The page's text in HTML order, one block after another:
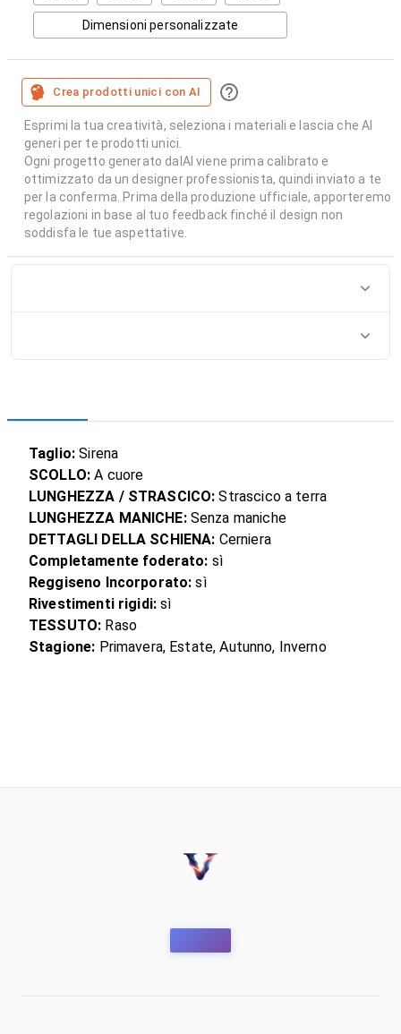
Dimensioni personalizzate
Crea prodotti unici con AI
Esprimi la tua creatività, seleziona i materiali e lascia che AI
generi per te prodotti unici.
Ogni progetto generato dalAI viene prima calibrato e
ottimizzato da un designer professionista, quindi inviato a te
per la conferma. Prima della produzione ufficiale, apporteremo
regolazioni in base al tuo feedback finché il design non
soddisfa le tue aspettative.
Taglio: Sirena
SCOLLO: A cuore
LUNGHEZZA / STRASCICO: Strascico a terra
LUNGHEZZA MANICHE:Senza maniche
DETTAGLI DELLA SCHIENA: Cerniera
Completamente foderato: sì
Reggiseno Incorporato: sì
Rivestimenti rigidi: sì
TESSUTO: Raso
Stagione: Primavera, Estate, Autunno, Inverno